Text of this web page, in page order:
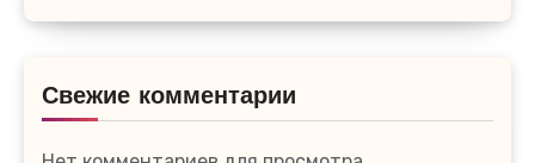
Свежие комментарии